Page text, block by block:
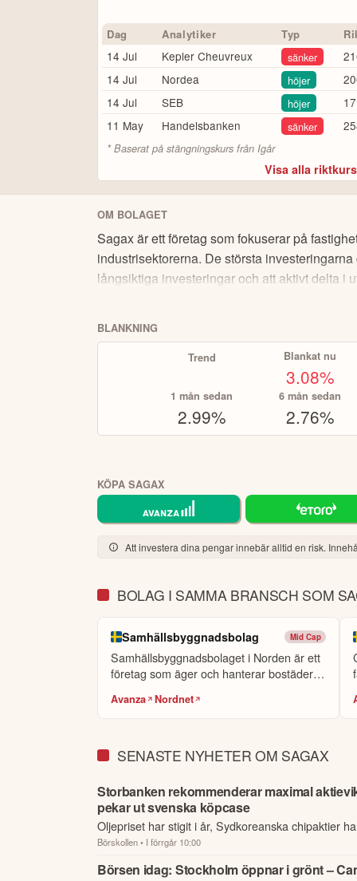
Köp eller blanka Sagax
7 enkla steg – så här kommer du igång
Besök hemsidan för att läsa mer och
Fyll i ansökan.öppna kontot och fullfölj
Bli godkänd.Verifiera ditt konto via sms-
Du kan göra insättningar
Bekanta dig med plattformen.Skapa
automatiska investeringar.
Börja handla. Välj bland 7 000
(gå lång) eller sälja (blanka/gå kort) samt
Fördjupa digi plattformen och på
ÖPPNA
eToro är en investeringsplattform för flera
Dag Analytiker Typ
14 Jul Kepler Cheuvreux sänker
14 Jul Nordea höjer
14 Jul SEB höjer
11 May Handelsbanken sänker
* Baserat på stängningskurs frånIgår
Visa alla
OM BOLAGET
Sagax är ett företag som fokuserar på
industrisektorerna. De största
långsiktiga investeringar och att aktivt delta i
BLANKNING
Trend Blankat nu
3.08%
1 mån sedan
2.99%
6 mån sedan
2.76%
KÖPA SAGAX
Att investera dina pengar innebär alltid en risk.
BOLAG I SAMMA BRANSCH SOM
Samhällsbyggnadsbolag Mid Cap
Samhällsbyggnadsbolaget i Norden är ett
företag som äger och hanterar bostäder
Avanza Nordnet
SENASTE NYHETER OM SAGAX
Storbanken rekommenderar maximal
pekar ut svenska köpcase
Oljepriset har stigit i år, Sydkoreanska chipaktier
SpaceX har rasat efter sin börsnotering.
Börskollen• I förrgår 10:00
Börsen idag: Stockholm öppnar i grönt –